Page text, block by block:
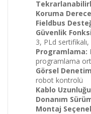
Koruma
Fieldbus
Güvenlik
3, PLd
Programlama:
programlama
Görsel
robot kontrolü
Kablo
Donanım
Montaj